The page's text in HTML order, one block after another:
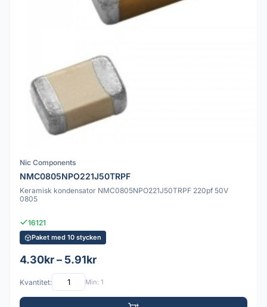
Nic Components
NMC0805NPO221J50TRPF
Keramisk kondensator NMC0805NPO221J50TRPF 220pf 50V
0805
16121
Paket med 10 stycken
4.30kr – 5.91kr
Kvantitet: Min: 1